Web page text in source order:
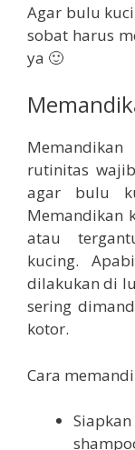
Agar bulu
sobat harus
ya 🙂
rutinitas
agar bulu
Memandikan
atau
kucing.
dilakukan di
sering
kotor.
Cara